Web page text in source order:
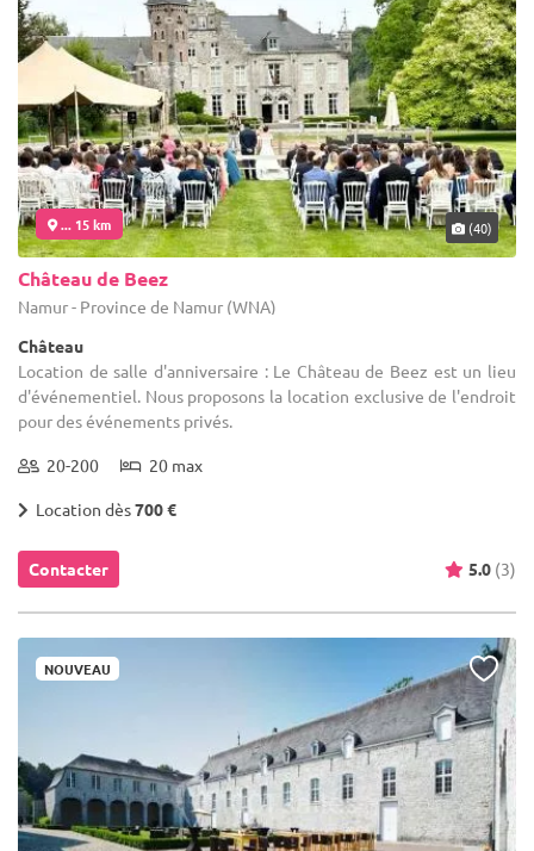
... 15 km (40)
Château de Beez
Namur - Province de Namur (WNA)
Château
Location de salle d'anniversaire : Le Château de Beez est un lieu
d'événementiel. Nous proposons la location exclusive de l'endroit
pour des événements privés.
20-200 20 max
Location dès700 €
Contacter 5.0 (3)
NOUVEAU